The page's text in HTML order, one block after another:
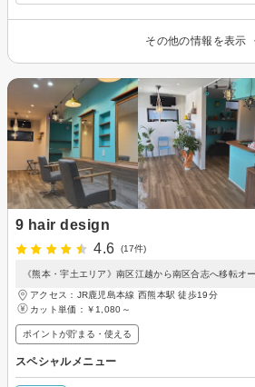
その他の情報を表示
9 hair design
4.6
(17件)
《熊本・宇土エリア》南区江越から南区合志へ移転オ
アクセス：JR鹿児島本線 西熊本駅 徒歩19分
カット単価： ￥1,080～
ポイントが貯まる・使える
スペシャルメニュー